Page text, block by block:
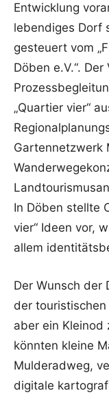
Entwicklung
lebendiges Dorf
gesteuert vom
Döben e.V.“.
„Quartier vier“
Gartennetzwerk
In Döben stellte
vier“ Ideen vor,
allem
Der Wunsch der
der
aber ein Kleinod
könnten kleine
Mulderadweg,
digitale